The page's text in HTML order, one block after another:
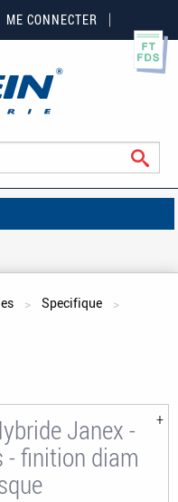
ME CONNECTER
Specifique
Janex -
- finition diam